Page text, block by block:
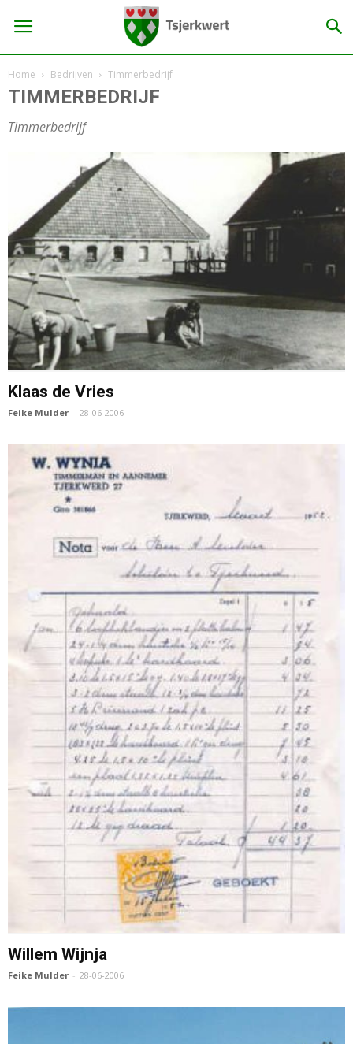
Home Bedrijven Timmerbedrijf
TIMMERBEDRIJF
Timmerbedrijf
Klaas de Vries
Feike Mulder - 28-06-2006
Willem Wijnja
Feike Mulder - 28-06-2006